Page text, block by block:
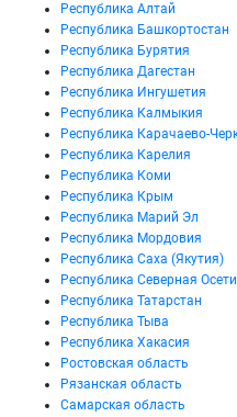
Республика Алтай
Республика Башкортостан
Республика Бурятия
Республика Дагестан
Республика Ингушетия
Республика Калмыкия
Республика Карачаево-
Республика Карелия
Республика Коми
Республика Крым
Республика Марий Эл
Республика Мордовия
Республика Саха (Якутия)
Республика Северная
Республика Татарстан
Республика Тыва
Республика Хакасия
Ростовская область
Рязанская область
Самарская область